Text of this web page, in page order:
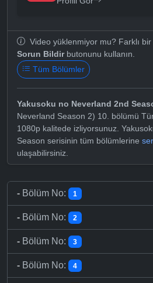
Video yüklenmiyor mu? Farklı
Sorun Bildirbutonunu kullanın.
Tüm Bölümler
Yakusoku no Neverland 2nd
Neverland Season 2) 10. bölümü
1080p kalitede izliyorsunuz.
Season serisinin tüm bölümlerine
ulaşabilirsiniz.
- Bölüm No: 1
- Bölüm No: 2
- Bölüm No: 3
- Bölüm No: 4